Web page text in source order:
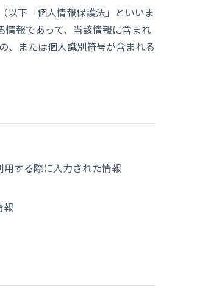
以下「個人情報保護法」といいま
情報であって、当該情報に含まれ
、または個人識別符号が含まれる
する際に入力された情報
報